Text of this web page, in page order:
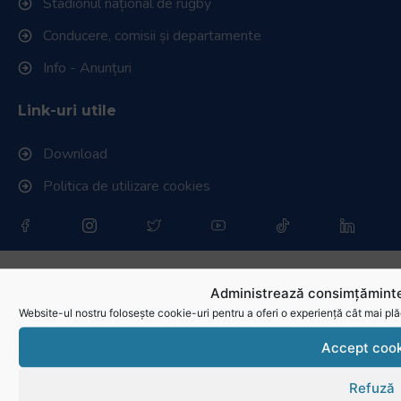
Administrează
Website-ul nostru folosește cookie-uri pentru a oferi o experiență cât mai
Accept
Refuză
Conducere, comisii și departamente
Info - Anunțuri
Link-uri utile
Download
Politica de utilizare cookies